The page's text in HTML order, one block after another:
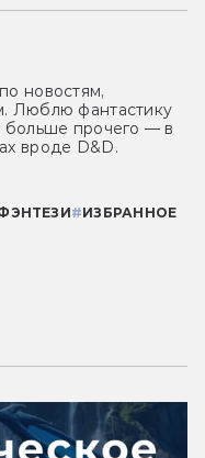
новостям,
Люблю фантастику
больше прочего — в
вроде D&D.
#ИЗБРАННОЕ